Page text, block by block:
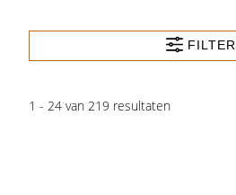
FILTER
1 - 24 van 219 resultaten